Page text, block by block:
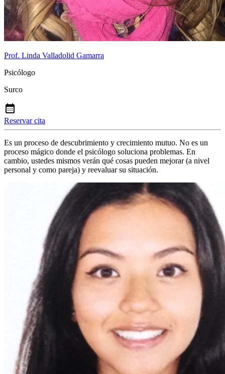
Prof. Linda Valladolid Gamarra
Psicólogo
Surco
Reservar cita
Es un proceso de descubrimiento y crecimiento mutuo. No es un
proceso mágico donde el psicólogo soluciona problemas. En
cambio, ustedes mismos verán qué cosas pueden mejorar (a nivel
personal y como pareja) y reevaluar su situación.